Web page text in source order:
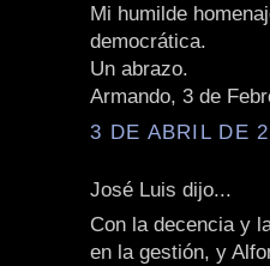
Mi humilde
democrática.
Un abrazo.
Armando, 3 de
3 DE ABRIL DE
José Luis dijo...
Con la decencia y
en la gestión, y